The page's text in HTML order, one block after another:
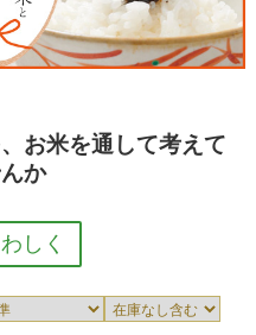
お米を通して考えて
か